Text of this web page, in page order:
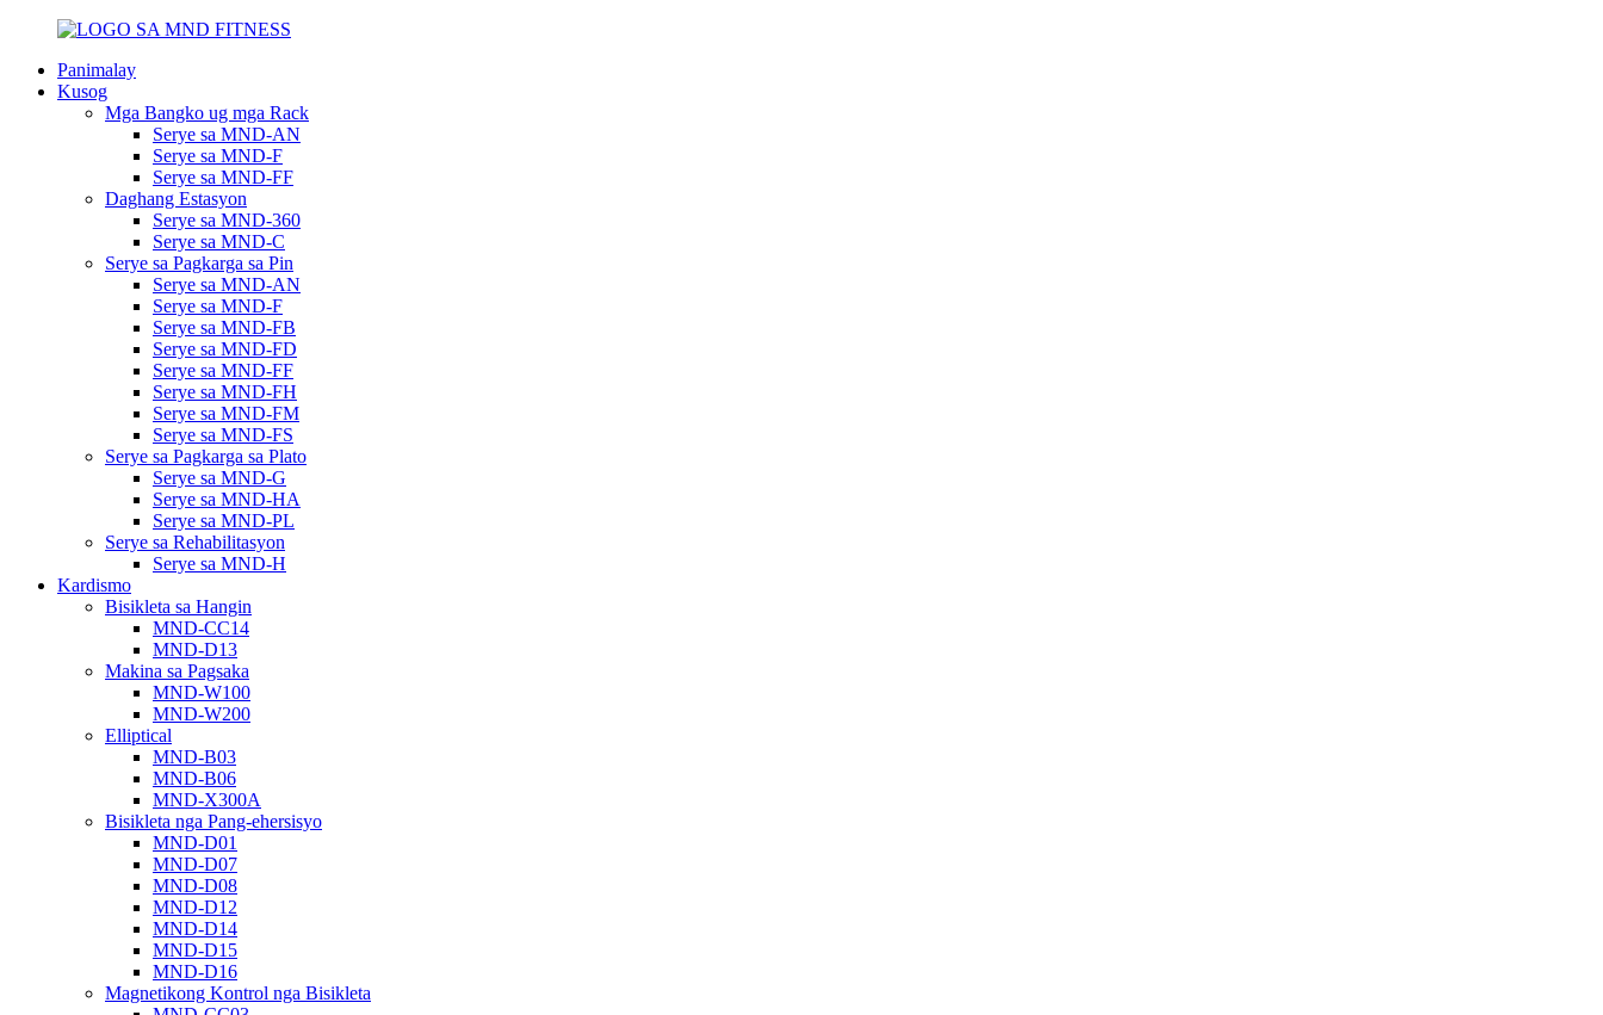
Panimalay
Kusog
Mga Bangko ug mga Rack
Serye sa MND-AN
Serye sa MND-F
Serye sa MND-FF
Daghang Estasyon
Serye sa MND-360
Serye sa MND-C
Serye sa Pagkarga sa Pin
Serye sa MND-AN
Serye sa MND-F
Serye sa MND-FB
Serye sa MND-FD
Serye sa MND-FF
Serye sa MND-FH
Serye sa MND-FM
Serye sa MND-FS
Serye sa Pagkarga sa Plato
Serye sa MND-G
Serye sa MND-HA
Serye sa MND-PL
Serye sa Rehabilitasyon
Serye sa MND-H
Kardismo
Bisikleta sa Hangin
MND-CC14
MND-D13
Makina sa Pagsaka
MND-W100
MND-W200
Elliptical
MND-B03
MND-B06
MND-X300A
Bisikleta nga Pang-ehersisyo
MND-D01
MND-D07
MND-D08
MND-D12
MND-D14
MND-D15
MND-D16
Magnetikong Kontrol nga Bisikleta